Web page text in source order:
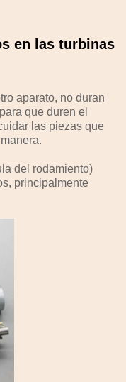
en las turbinas
aparato, no duran
que duren el
las piezas que
del rodamiento)
principalmente